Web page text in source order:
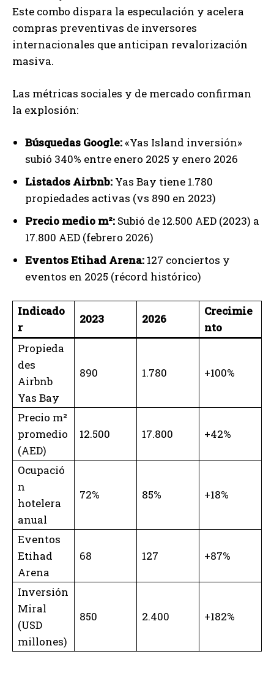
Este combo dispara la especulación y acelera
compras preventivas de inversores
internacionales que anticipan revalorización
masiva.
Las métricas sociales y de mercado confirman
la explosión:
Búsquedas Google:«Yas Island inversión»
subió 340% entre enero 2025 y enero 2026
Listados Airbnb: Yas Bay tiene 1.780
propiedades activas (vs 890 en 2023)
Precio medio m²: Subió de 12.500 AED (2023) a
17.800 AED (febrero 2026)
Eventos Etihad Arena: 127 conciertos y
eventos en 2025 (récord histórico)
Indicado
r
2023 2026
Crecimie
nto
Propieda
des
Airbnb
Yas Bay
890 1.780 +100%
Precio m²
promedio
(AED)
12.500 17.800 +42%
Ocupació
n
hotelera
anual
72% 85% +18%
Eventos
Etihad
Arena
68 127 +87%
Inversión
Miral
(USD
millones)
850 2.400 +182%